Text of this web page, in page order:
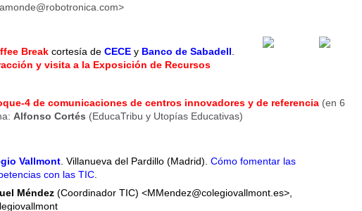
Break cortesía de CECE y Banco de Sabadell
y visita a la Exposición de Recursos
4 de comunicaciones de centros innovadores y de referencia (en 6
Alfonso Cortés (EducaTribu y Utopías Educativas)
Vallmont . Villanueva del Pardillo (Madrid). Cómo fomentar las
con las TIC
Méndez (Coordinador TIC) <MMendez@colegiovallmont.es>,